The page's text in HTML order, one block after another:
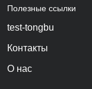
Полезные ссылки
test-tongbu
Контакты
О нас